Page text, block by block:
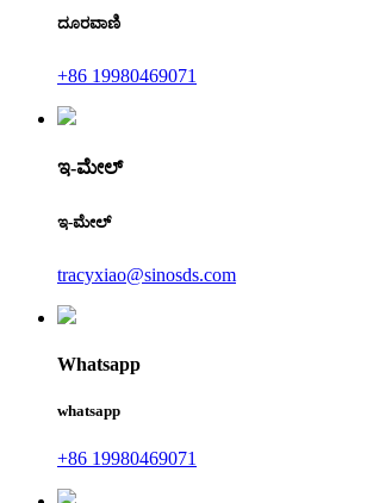
ದೂರವಾಣಿ
+86 19980469071
ಇ-ಮೇಲ್
ಇ-ಮೇಲ್
tracyxiao@sinosds.com
Whatsapp
whatsapp
+86 19980469071